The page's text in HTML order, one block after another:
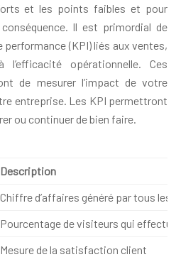
et les points faibles et pour
Il est primordial de
(KPI) liés aux ventes,
opérationnelle. Ces
de mesurer l’impact de votre
entreprise. Les KPI permettront
ou continuer de bien faire.
Description
Chiffre d’affaires généré par tous les
Pourcentage de visiteurs qui
Mesure de la satisfaction client